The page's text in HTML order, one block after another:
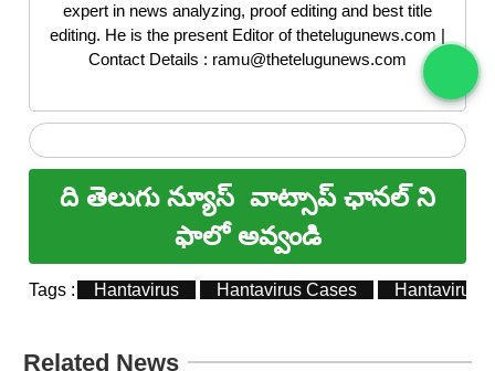
expert in news analyzing, proof editing and best title
editing. He is the present Editor of thetelugunews.com |
Contact Details : ramu@thetelugunews.com
ది తెలుగు న్యూస్ వాట్సాప్ ఛానల్ ని
ఫాలో అవ్వండి
Tags : Hantavirus Hantavirus Cases Hantavirus
Related News